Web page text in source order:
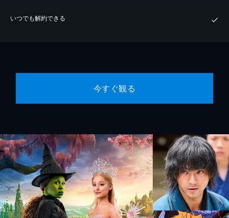
いつでも解約できる
今すぐ観る